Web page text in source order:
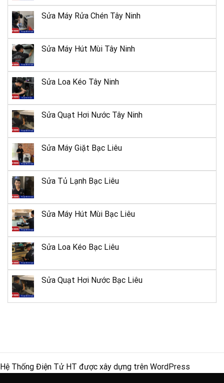
Sửa Máy Rửa Chén Tây Ninh
Sửa Máy Hút Mùi Tây Ninh
Sửa Loa Kéo Tây Ninh
Sửa Quạt Hơi Nước Tây Ninh
Sửa Máy Giặt Bạc Liêu
Sửa Tủ Lạnh Bạc Liêu
Sửa Máy Hút Mùi Bạc Liêu
Sửa Loa Kéo Bạc Liêu
Sửa Quạt Hơi Nước Bạc Liêu
Hệ Thống Điện Tử HT được xây dựng trên WordPress